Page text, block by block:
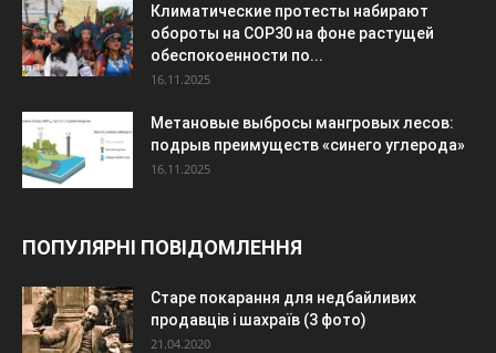
Климатические протесты набирают
обороты на COP30 на фоне растущей
обеспокоенности по...
16.11.2025
Метановые выбросы мангровых лесов:
подрыв преимуществ «синего углерода»
16.11.2025
ПОПУЛЯРНІ ПОВІДОМЛЕННЯ
Старе покарання для недбайливих
продавців і шахраїв (3 фото)
21.04.2020